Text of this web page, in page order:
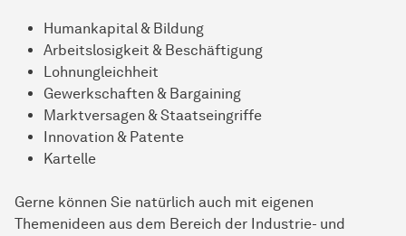
Humankapital & Bildung
Arbeitslosigkeit & Beschäftigung
Lohnungleichheit
Gewerkschaften & Bargaining
Marktversagen & Staatseingriffe
Innovation & Patente
Kartelle
Gerne können Sie natürlich auch mit eigenen
Themenideen aus dem Bereich der Industrie- und